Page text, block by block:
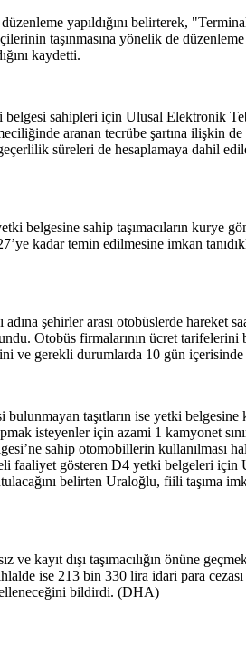
yapıldığını belirterek,
taşınmasına yönelik de
kaydetti.
belgesi sahipleri için Ulusal
aranan tecrübe şartına ilişkin
süreleri de hesaplamaya dahil
belgesine sahip taşımacıların kurye
kadar temin edilmesine imkan
şehirler arası otobüslerde hareket
Otobüs firmalarının ücret tarifelerini
ve gerekli durumlarda 10 gün
taşıtların ise yetki
isteyenler için azami 1 kamyonet
sahip otomobillerin kullanılması
faaliyet gösteren D4 yetki belgeleri
belirten Uraloğlu, fiili taşıma
kayıt dışı taşımacılığın önüne
ise 213 bin 330 lira idari para
bildirdi. (DHA)